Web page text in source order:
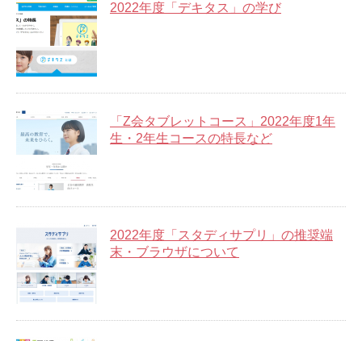
2022年度「デキタス」の学び
「Z会タブレットコース」2022年度1年
生・2年生コースの特長など
2022年度「スタディサプリ」の推奨端
末・ブラウザについて